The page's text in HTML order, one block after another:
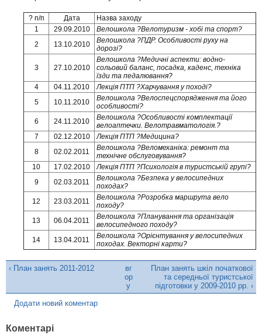
? п/п Дата
Назва заходу
1
29.09.2010
Велошкола ?Велотуризм - хобі та спорт?
2
13.10.2010
Велошкола ?ПДР. Особливості руху на
дорозі?
3 27.10.2010
Велошкола ?Медичні аспекти: водно-
сольовий баланс, посадка, каденс, техніка
їзди та педалювання?
4
04.11.2010
Лекція ПТП ?Харчування у поході?
5
10.11.2010
Велошкола ?Велоспецспорядження та його
особливості?
6
24.11.2010
Велошкола ?Особливості комплектації
велоаптечки. Велотравматологія.?
7
02.12.2010
Лекція ПТП ?Медицина?
8
02.02.2011
Велошкола ?Веломеханіка: ремонт та
технічне обслуговування?
10
17.02.2010
Лекція ПТП ?Психологія в туристській групі?
9
02.03.2011
Велошкола ?Безпека у велосипедних
походах?
12
23.03.2011
Велошкола ?Розробка маршрута вело
походу?
13
06.04.2011
Велошкола ?Планування та організація
велосипедного походу?
14
13.04.2011
Велошкола ?Орієнтування у велосипедних
походах. Векторні карти?
‹ План занять 2011-2012
вг
ор
у
План занять шкіл початкової
та середньої туристської
підготовки у 2009-2010 рр. ›
Додати новий коментар
Коментарі